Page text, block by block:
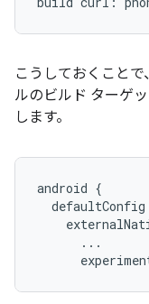
こうしておくことで
ルのビルド ターゲ
します。
android {
defaultConfig
      ...